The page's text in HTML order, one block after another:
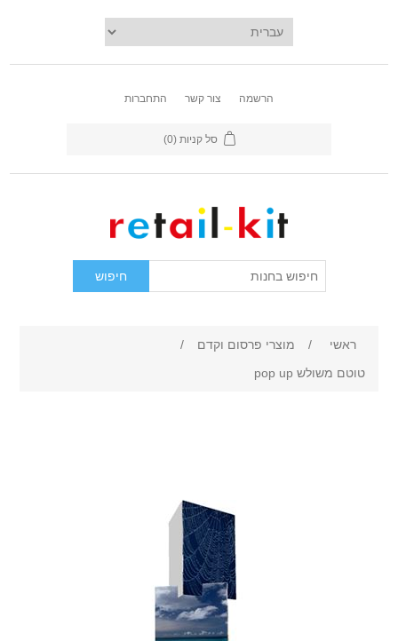
הרשמה צור קשר התחברות
סל קניות (0)
ראשי / מוצרי פרסום וקדם
/
טוטם משולש pop up